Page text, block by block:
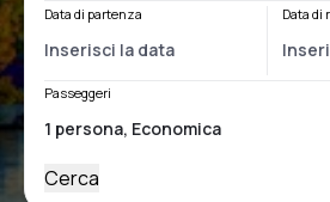
Data di partenza Data di
Passeggeri
Cerca